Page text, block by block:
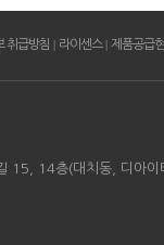
취급방침 | 라이센스 | 제품공급
15, 14층(대치동, 디아이